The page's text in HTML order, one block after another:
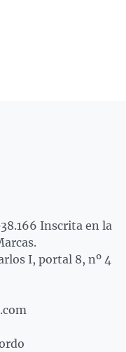
Inscrita en la
I, portal 8, nº 4